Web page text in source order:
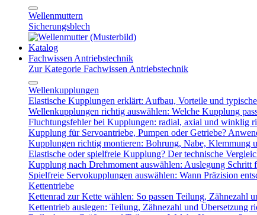
Wellenmuttern
Sicherungsblech
Katalog
Fachwissen Antriebstechnik
Zur Kategorie Fachwissen Antriebstechnik
Wellenkupplungen
Elastische Kupplungen erklärt: Aufbau, Vorteile und
Wellenkupplungen richtig auswählen: Welche Kupplung
Fluchtungsfehler bei Kupplungen: radial, axial und winklig
Kupplung für Servoantriebe, Pumpen oder Getriebe?
Kupplungen richtig montieren: Bohrung, Nabe, Klemmung
Elastische oder spielfreie Kupplung? Der technische
Kupplung nach Drehmoment auswählen: Auslegung Schritt
Spielfreie Servokupplungen auswählen: Wann Präzision
Kettentriebe
Kettenrad zur Kette wählen: So passen Teilung, Zähnezahl
Kettentrieb auslegen: Teilung, Zähnezahl und Übersetzung